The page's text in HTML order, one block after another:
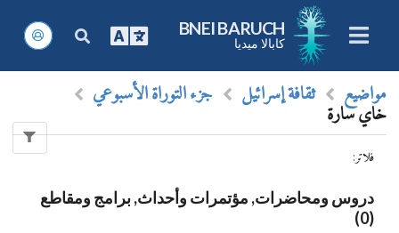
BNEI BARUCH
كابالا ميديا
مواضيع ثقافة إسرائيل
جزء التوراة الأسبوعي
خاي سارة
فلاتر :
دروس ومحاضرات, مؤتمرات وأحداث, برامج ومقاطع
(0)